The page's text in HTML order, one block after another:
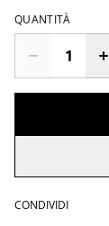
QUANTITÀ
CONDIVIDI